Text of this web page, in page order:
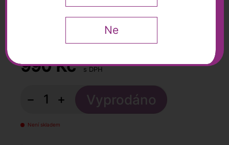
Doctor wine95 / 100 James Suckling
990Kč s DPH
− +
Není skladem
Ne